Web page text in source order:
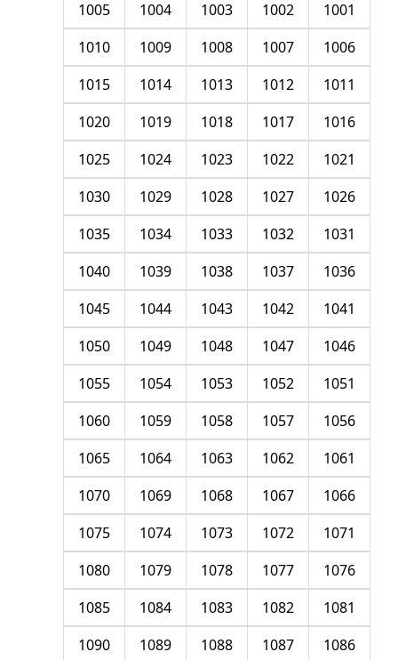
1001
1002
1003
1004
1005
1006
1007
1008
1009
1010
1011
1012
1013
1014
1015
1016
1017
1018
1019
1020
1021
1022
1023
1024
1025
1026
1027
1028
1029
1030
1031
1032
1033
1034
1035
1036
1037
1038
1039
1040
1041
1042
1043
1044
1045
1046
1047
1048
1049
1050
1051
1052
1053
1054
1055
1056
1057
1058
1059
1060
1061
1062
1063
1064
1065
1066
1067
1068
1069
1070
1071
1072
1073
1074
1075
1076
1077
1078
1079
1080
1081
1082
1083
1084
1085
1086
1087
1088
1089
1090